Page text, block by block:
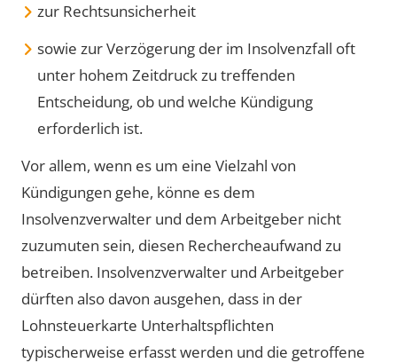
zur Rechtsunsicherheit
sowie zur Verzögerung der im Insolvenzfall oft
unter hohem Zeitdruck zu treffenden
Entscheidung, ob und welche Kündigung
erforderlich ist.
Vor allem, wenn es um eine Vielzahl von
Kündigungen gehe, könne es dem
Insolvenzverwalter und dem Arbeitgeber nicht
zuzumuten sein, diesen Rechercheaufwand zu
betreiben. Insolvenzverwalter und Arbeitgeber
dürften also davon ausgehen, dass in der
Lohnsteuerkarte Unterhaltspflichten
typischerweise erfasst werden und die getroffene